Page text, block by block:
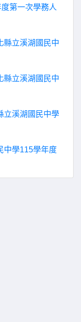
第一次學務人
縣立溪湖國民中
縣立溪湖國民中
立溪湖國民中學
中學115學年度